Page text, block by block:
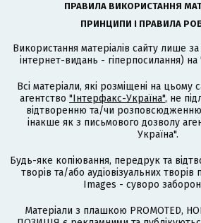
ПРАВИЛА ВИКОРИСТАННЯ
ПРИНЦИПИ І ПРАВИЛА
Використання матеріалів сайту лише
інтернет-видань - гіперпосилання) на
Всі матеріали, які розміщені на цьому
агентство "Інтерфакс-Україна", не
відтворенню та/чи
інакше як з письмового дозволу
Україна".
Будь-яке копіювання, передрук та
творів та/або аудіовізуальних
Images - суворо
Матеріали з плашкою PROMOTED,